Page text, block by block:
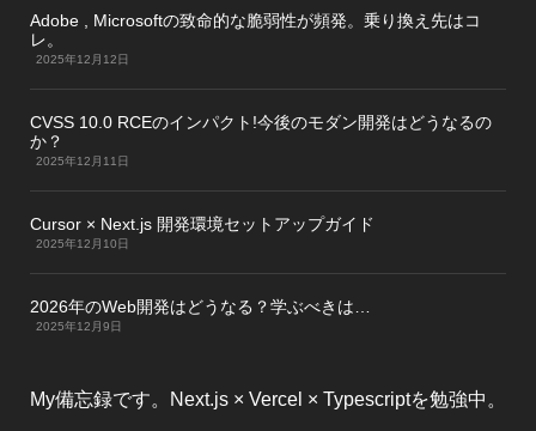
Adobe , Microsoftの致命的な脆弱性が頻発。乗り換え先はコ
レ。
2025年12月12日
CVSS 10.0 RCEのインパクト!今後のモダン開発はどうなるの
か？
2025年12月11日
Cursor × Next.js 開発環境セットアップガイド
2025年12月10日
2026年のWeb開発はどうなる？学ぶべきは…
2025年12月9日
My備忘録です。Next.js × Vercel × Typescriptを勉強中。